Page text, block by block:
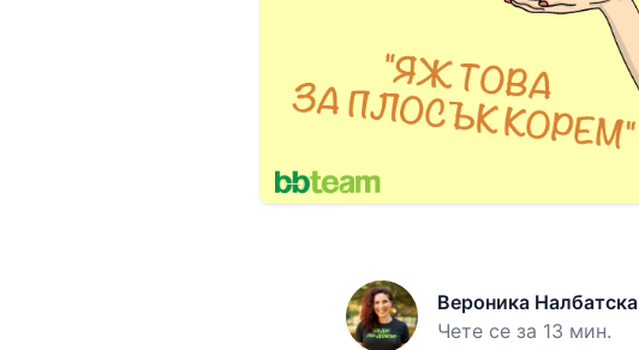
Вероника Налбатска
Чете се за 13 мин.